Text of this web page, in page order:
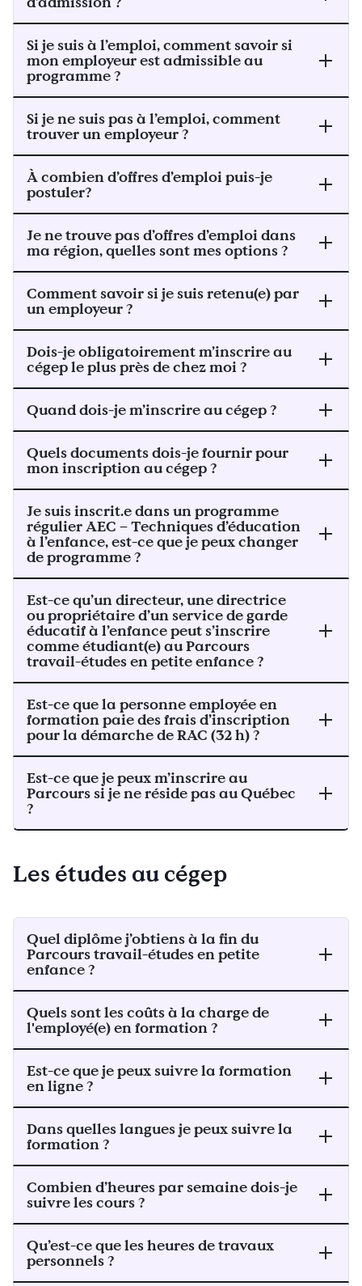
Si je suis à l’emploi, comment savoir si
mon employeur est admissible au
programme ?
Si je ne suis pas à l’emploi, comment
trouver un employeur ?
À combien d’offres d’emploi puis-je
postuler?
Je ne trouve pas d’offres d’emploi dans
ma région, quelles sont mes options ?
Comment savoir si je suis retenu(e) par
un employeur ?
Dois-je obligatoirement m’inscrire au
cégep le plus près de chez moi ?
Quand dois-je m’inscrire au cégep ?
Quels documents dois-je fournir pour
mon inscription au cégep ?
Je suis inscrit.e dans un programme
régulier AEC – Techniques d’éducation
à l’enfance, est-ce que je peux changer
de programme ?
Est-ce qu’un directeur, une directrice
ou propriétaire d’un service de garde
éducatif à l’enfance peut s’inscrire
comme étudiant(e) au Parcours
travail-études en petite enfance ?
Est-ce que la personne employée en
formation paie des frais d’inscription
pour la démarche de RAC (32 h) ?
Est-ce que je peux m’inscrire au
Parcours si je ne réside pas au Québec
?
Les études au cégep
Quel diplôme j’obtiens à la fin du
Parcours travail-études en petite
enfance ?
Quels sont les coûts à la charge de
l'employé(e) en formation ?
Est-ce que je peux suivre la formation
en ligne ?
Dans quelles langues je peux suivre la
formation ?
Combien d’heures par semaine dois-je
suivre les cours ?
Qu’est-ce que les heures de travaux
personnels ?